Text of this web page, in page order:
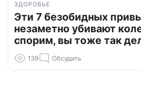
ЗДОРОВЬЕ
Эти 7 безобидных
незаметно убивают
спорим, вы тоже так
139 Обсудить